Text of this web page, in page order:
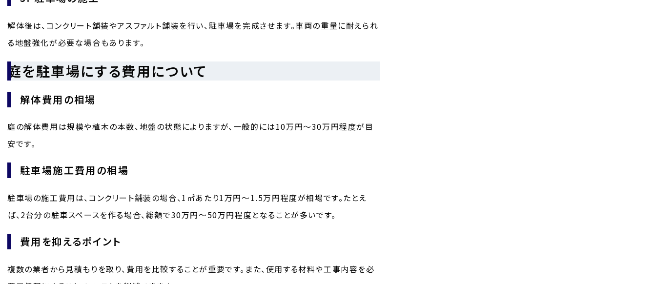
解体後は、コンクリート舗装やアスファルト舗装を行い、駐車場を完成させます。車両の重量に耐えられ
る地盤強化が必要な場合もあります。
庭を駐車場にする費用について
解体費用の相場
庭の解体費用は規模や植木の本数、地盤の状態によりますが、一般的には10万円～30万円程度が目
安です。
駐車場施工費用の相場
駐車場の施工費用は、コンクリート舗装の場合、1㎡あたり1万円～1.5万円程度が相場です。たとえ
ば、2台分の駐車スペースを作る場合、総額で30万円～50万円程度となることが多いです。
費用を抑えるポイント
複数の業者から見積もりを取り、費用を比較することが重要です。また、使用する材料や工事内容を必